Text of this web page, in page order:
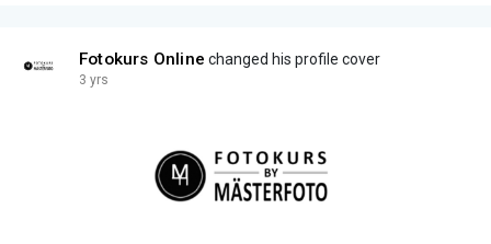
Fotokurs Online changed his profile cover
3 yrs